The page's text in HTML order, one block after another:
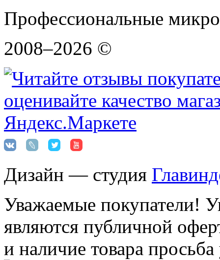
Профессиональные
2008–2026 ©
Дизайн — студия
Уважаемые покупатели!
являются публичной
и наличие товара